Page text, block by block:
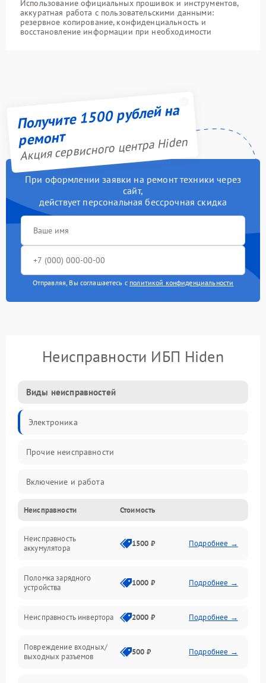
Использование официальных прошивок и инструментов,
аккуратная работа с пользовательскими данными:
резервное копирование, конфиденциальность и
восстановление информации при необходимости
Получите 1500 рублей на
ремонт
Акция сервисного центра Hiden
При оформлении заявки на ремонт техники через
сайт,
действует персональная бессрочная скидка
Отправляя, Вы соглашаетесь с политикой конфиденциальности
Неисправности ИБП Hiden
Виды неисправностей
Электроника
Прочие неисправности
Включение и работа
Работа с нагрузкой
Звук и индикация
Механические повреждения
Неисправности Стоимость
Неисправность
аккумулятора
1500 ₽ Подробнее →
Поломка зарядного
устройства
1000 ₽ Подробнее →
Неисправность инвертора 2000 ₽ Подробнее →
Повреждение входных/
выходных разъемов
500 ₽ Подробнее →